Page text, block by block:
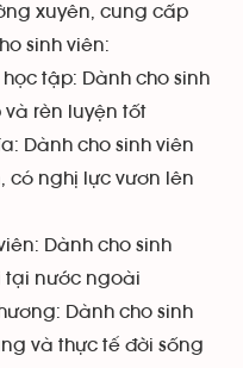
xuyên, cung cấp
sinh viên:
tập: Dành cho sinh
rèn luyện tốt
Dành cho sinh viên
có nghị lực vươn lên
Dành cho sinh
tại nước ngoài
Dành cho sinh
và thực tế đời sống